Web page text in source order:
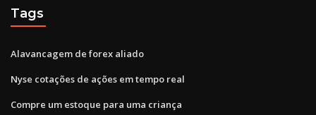
Tags
Alavancagem de forex aliado
Nyse cotações de ações em tempo real
Compre um estoque para uma criança